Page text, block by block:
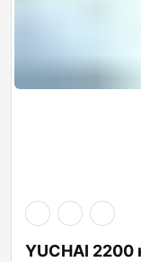
YUCHAI